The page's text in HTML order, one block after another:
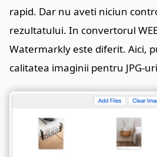
rapid. Dar nu aveti niciun
rezultatului. In convertorul
Watermarkly este diferit. Aici,
calitatea imaginii pentru JPG-